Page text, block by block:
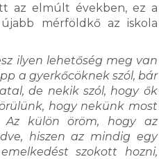
az elmúlt években, ez a
mérföldkő az iskola
ilyen lehetőség meg van
a gyerkőcöknek szól, bár
de nekik szól, hogy ők
hogy nekünk most
Az külön öröm, hogy az
hiszen az mindig egy
szokott hozni,